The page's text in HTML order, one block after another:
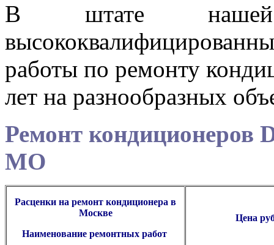
В штате нашей
работы по ремонту
лет на разнообразных
Ремонт кондиционеров
МО
Расценки на ремонт кондиционера в
Москве
Наименование ремонтных работ
Цена